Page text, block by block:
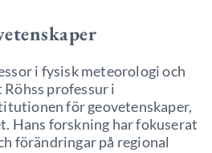
i fysisk meteorologi och
professur i
för geovetenskaper,
Hans forskning har fokuserat
förändringar på regional